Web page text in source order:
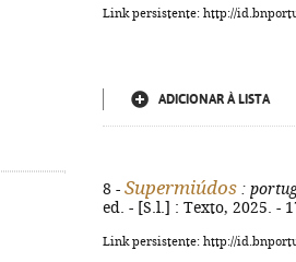
Link persistente: http://
ADICIONAR À LISTA
8 - Supermiúdos :
ed. - [S.l.] : Texto, 2025. -
Link persistente: http://